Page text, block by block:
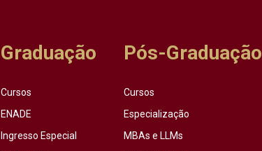
Graduação
Cursos
ENADE
Ingresso Especial
Pós-Graduação
Cursos
Especialização
MBAs e LLMs